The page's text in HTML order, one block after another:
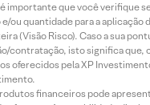
importante que você verifique
ou quantidade para a aplicação
(Visão Risco). Caso a sua
contratação, isto significa que,
oferecidos pela XP
financeiros pode